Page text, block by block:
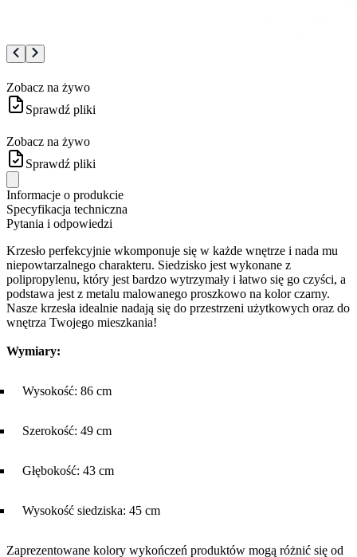
Zobacz na żywo
Sprawdź pliki
Zobacz na żywo
Sprawdź pliki
Informacje o produkcie
Specyfikacja techniczna
Pytania i odpowiedzi
Krzesło perfekcyjnie wkomponuje się w każde wnętrze i nada mu
niepowtarzalnego charakteru. Siedzisko jest wykonane z
polipropylenu, który jest bardzo wytrzymały i łatwo się go czyści, a
podstawa jest z metalu malowanego proszkowo na kolor czarny.
Nasze krzesła idealnie nadają się do przestrzeni użytkowych oraz do
wnętrza Twojego mieszkania!
Wymiary:
Wysokość: 86 cm
Szerokość: 49 cm
Głębokość: 43 cm
Wysokość siedziska: 45 cm
Zaprezentowane kolory wykończeń produktów mogą różnić się od